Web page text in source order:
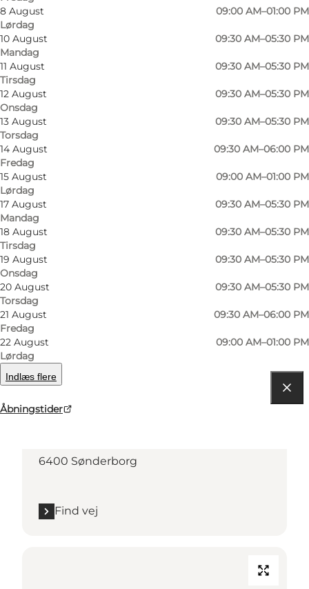
8 August
Lørdag
09:00 AM–01:00 PM
10 August
Mandag
09:30 AM–05:30 PM
11 August
Tirsdag
09:30 AM–05:30 PM
12 August
Onsdag
09:30 AM–05:30 PM
13 August
Torsdag
09:30 AM–05:30 PM
14 August
Fredag
09:30 AM–06:00 PM
15 August
Lørdag
09:00 AM–01:00 PM
17 August
Mandag
09:30 AM–05:30 PM
18 August
Tirsdag
09:30 AM–05:30 PM
19 August
Onsdag
09:30 AM–05:30 PM
20 August
Torsdag
09:30 AM–05:30 PM
21 August
Fredag
09:30 AM–06:00 PM
22 August
Lørdag
09:00 AM–01:00 PM
Indlæs flere
Åbningstider
Vi har et stort udvalg fiskegrej og hjælper også
med køb af statens fisketegn. Kig forbi vores
afdeling med jagtudstyr - vi tilbyder også
indskydning af rifler samt kursus til jagttegn.
MacNab - gør hverdagen til eventyr!
facebook
Læs mere
Find vej
6400 Sønderborg
Find vej